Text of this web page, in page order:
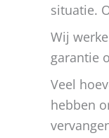
situatie.
Wij
garantie
Veel
hebben